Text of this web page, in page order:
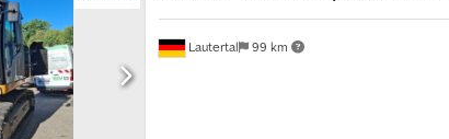
Lautertal 99 km